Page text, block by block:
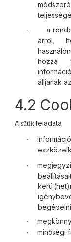
·
a
arról,
hozzá
álljanak
4.2
A sütik feladata
·
·
begépelni
·
· minőségi